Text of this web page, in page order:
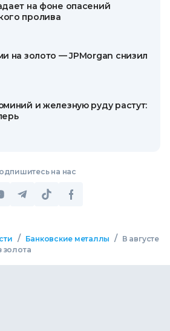
на фоне опасений
пролива
на золото — JPMorgan снизил
и железную руду растут:
на нас
/ Банковские металлы /
В августе
золота